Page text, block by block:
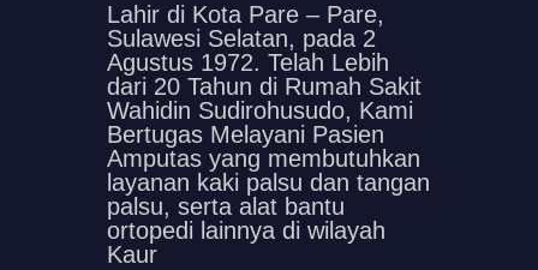
Lahir di Kota Pare – Pare,
Sulawesi Selatan, pada 2
Agustus 1972. Telah Lebih
dari 20 Tahun di Rumah Sakit
Wahidin Sudirohusudo, Kami
Bertugas Melayani Pasien
Amputas yang membutuhkan
layanan kaki palsu dan tangan
palsu, serta alat bantu
ortopedi lainnya di wilayah
Kaur